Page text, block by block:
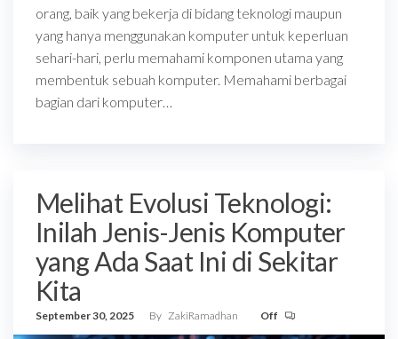
orang, baik yang bekerja di bidang teknologi maupun
yang hanya menggunakan komputer untuk keperluan
sehari-hari, perlu memahami komponen utama yang
membentuk sebuah komputer. Memahami berbagai
bagian dari komputer…
Melihat Evolusi Teknologi:
Inilah Jenis-Jenis Komputer
yang Ada Saat Ini di Sekitar
Kita
September 30, 2025 By ZakiRamadhan Off